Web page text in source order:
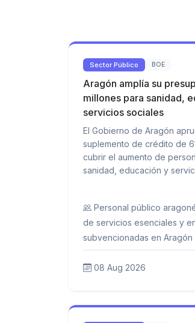
Sector Público BOE
Aragón amplía su
millones para sanidad,
servicios sociales
El Gobierno de Aragón
suplemento de crédito de
cubrir el aumento de
sanidad, educación y
Personal público
de servicios esenciales y
subvencionadas en Aragón
08 Aug 2026